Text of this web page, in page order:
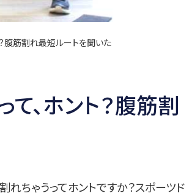
？腹筋割れ最短ルートを聞いた
て、ホント？腹筋割
れちゃうってホントですか？スポーツド